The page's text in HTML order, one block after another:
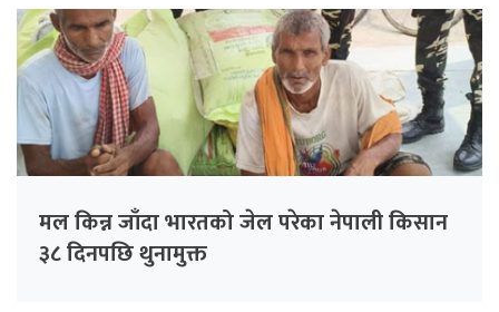
मल किन्न जाँदा भारतको जेल परेका नेपाली किसान
३८ दिनपछि थुनामुक्त